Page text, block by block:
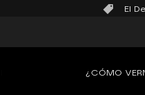
El
¿CÓMO